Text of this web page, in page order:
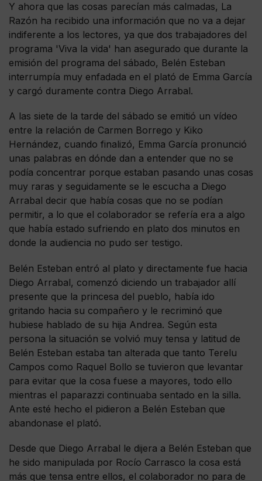
Y ahora que las cosas parecían más calmadas, La
Razón ha recibido una información que no va a dejar
indiferente a los lectores, ya que dos trabajadores del
programa 'Viva la vida' han asegurado que durante la
emisión del programa del sábado, Belén Esteban
interrumpía muy enfadada en el plató de Emma García
y cargó duramente contra Diego Arrabal.
A las siete de la tarde del sábado se emitió un vídeo
entre la relación de Carmen Borrego y Kiko
Hernández, cuando finalizó, Emma García pronunció
unas palabras en dónde dan a entender que no se
podía concentrar porque estaban pasando unas cosas
muy raras y seguidamente se le escucha a Diego
Arrabal decir que había cosas que no se podían
permitir, a lo que el colaborador se refería era a algo
que había estado sufriendo en plato dos minutos en
donde la audiencia no pudo ser testigo.
Belén Esteban entró al plato y directamente fue hacia
Diego Arrabal, comenzó diciendo un trabajador allí
presente que la princesa del pueblo, había ido
gritando hacia su compañero y le recriminó que
hubiese hablado de su hija Andrea. Según esta
persona la situación se volvió muy tensa y latitud de
Belén Esteban estaba tan alterada que tanto Terelu
Campos como Raquel Bollo se tuvieron que levantar
para evitar que la cosa fuese a mayores, todo ello
mientras el paparazzi continuaba sentado en la silla.
Ante esté hecho el pidieron a Belén Esteban que
abandonase el plató.
Desde que Diego Arrabal le dijera a Belén Esteban que
he sido manipulada por Rocío Carrasco la cosa está
más que tensa entre ellos, el colaborador no para de